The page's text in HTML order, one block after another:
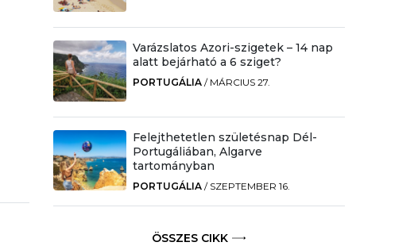
Varázslatos Azori-szigetek – 14 nap
alatt bejárható a 6 sziget?
PORTUGÁLIA / MÁRCIUS 27.
Felejthetetlen születésnap Dél-
Portugáliában, Algarve
tartományban
PORTUGÁLIA / SZEPTEMBER 16.
ÖSSZES CIKK